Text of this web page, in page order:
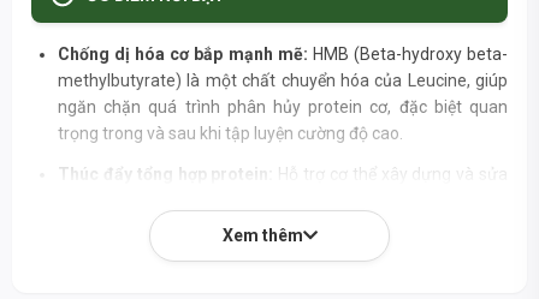
Chống dị hóa cơ bắp mạnh mẽ: HMB (Beta-hydroxy beta-
methylbutyrate) là một chất chuyển hóa của Leucine, giúp
ngăn chặn quá trình phân hủy protein cơ, đặc biệt quan
trọng trong và sau khi tập luyện cường độ cao.
Thúc đẩy tổng hợp protein:
Hỗ trợ cơ thể xây dựng và sửa
và phát triển cơ nạc.
Tăng sức mạnh và hiệu suất:Giúp cải thiện khả năng chịu
Xem thêm